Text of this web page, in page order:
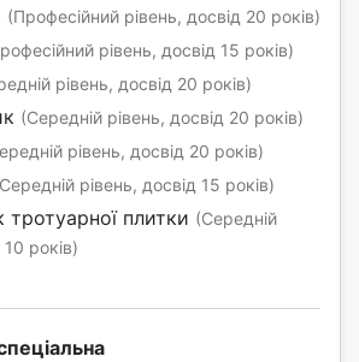
(Професійний рівень, досвід 20 років)
рівень, досвід 15 років)
рівень, досвід 20 років)
(Середній рівень, досвід 20 років)
рівень, досвід 20 років)
рівень, досвід 15 років)
тротуарної плитки (Середній
10 років)